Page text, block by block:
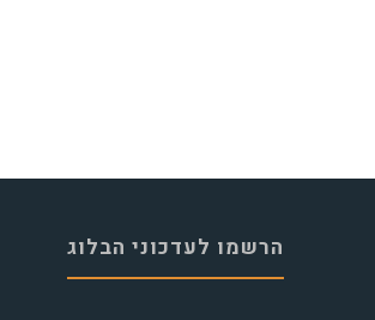
הרשמו לעדכוני הבלוג